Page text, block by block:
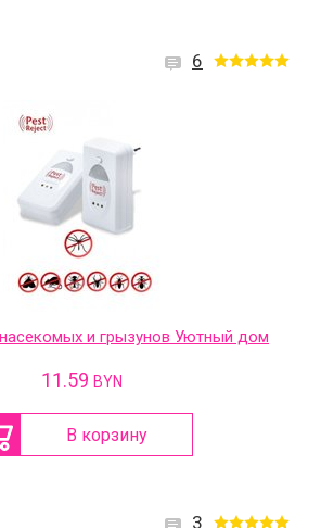
6
насекомых и грызунов Уютный дом
11.59 BYN
В корзину
3